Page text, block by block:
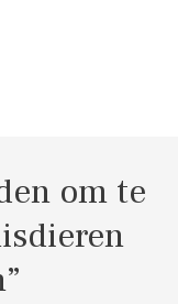
om te